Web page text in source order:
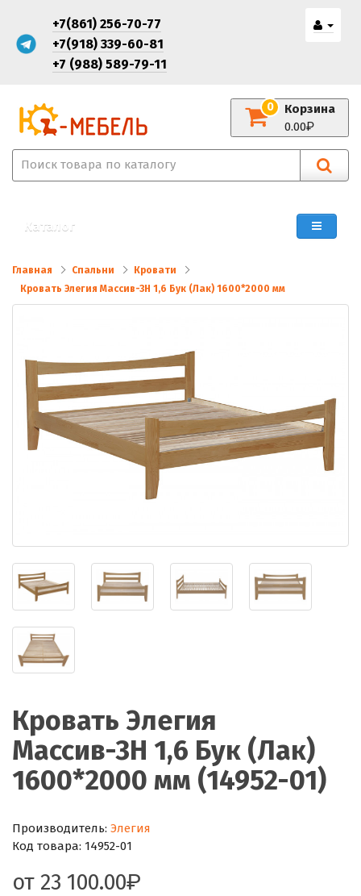
+7(861) 256-70-77
+7(918) 339-60-81
+7 (988) 589-79-11
Корзина
0
0.00
Каталог
Главная Спальни
Кровати
Кровать Элегия Массив-3Н 1,6 Бук (Лак) 1600*2000 мм
Кровать Элегия
Массив-3Н 1,6 Бук (Лак)
1600*2000 мм (14952-01)
Производитель: Элегия
Код товара: 14952-01
от 23 100.00